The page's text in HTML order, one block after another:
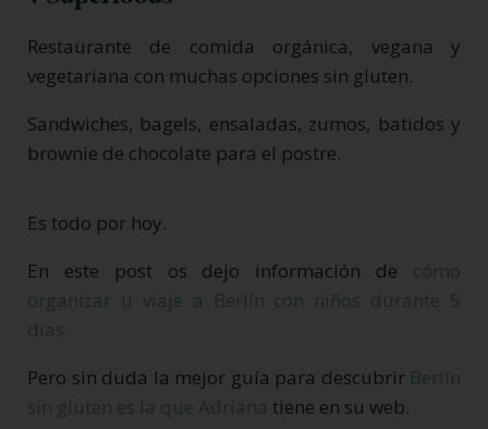
Restaurante de comida orgánica, vegana y
vegetariana con muchas opciones sin gluten.
Sandwiches, bagels, ensaladas, zumos, batidos y
brownie de chocolate para el postre.
Es todo por hoy.
En este post os dejo información de cómo
organizar u viaje a Berlín con niños durante 5
días.
Pero sin duda la mejor guía para descubrir Berlín
sin gluten es la que Adriana tiene en su web.